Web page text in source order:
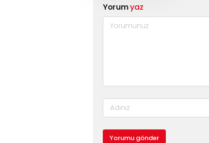
Yorumyaz
Yorumu gönder